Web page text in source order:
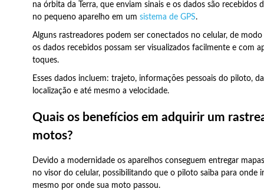
na órbita da Terra, que enviam sinais e os dados são recebidos
no pequeno aparelho em um sistema de GPS.
Alguns rastreadores podem ser conectados no celular, de
os dados recebidos possam ser visualizados facilmente e com
toques.
Esses dados incluem: trajeto, informações pessoais do piloto,
localização e até mesmo a velocidade.
Quais os benefícios em adquirir um
motos?
Devido a modernidade os aparelhos conseguem entregar
no visor do celular, possibilitando que o piloto saiba para onde
mesmo por onde sua moto passou.